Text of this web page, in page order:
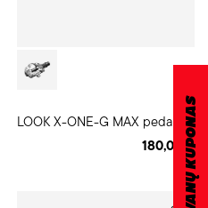
LOOK X-ONE-G MAX pedalai
180,00 €
DOVANŲ KUPONAS